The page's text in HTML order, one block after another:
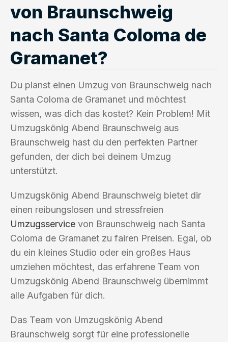
von Braunschweig
nach Santa Coloma de
Gramanet?
Du planst einen Umzug von Braunschweig nach
Santa Coloma de Gramanet und möchtest
wissen, was dich das kostet? Kein Problem! Mit
Umzugskönig Abend Braunschweig aus
Braunschweig hast du den perfekten Partner
gefunden, der dich bei deinem Umzug
unterstützt.
Umzugskönig Abend Braunschweig bietet dir
einen reibungslosen und stressfreien
Umzugsservice von Braunschweig nach Santa
Coloma de Gramanet zu fairen Preisen. Egal, ob
du ein kleines Studio oder ein großes Haus
umziehen möchtest, das erfahrene Team von
Umzugskönig Abend Braunschweig übernimmt
alle Aufgaben für dich.
Das Team von Umzugskönig Abend
Braunschweig sorgt für eine professionelle